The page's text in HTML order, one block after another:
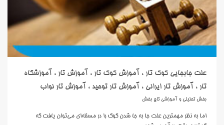
علت جابجایی کوک تار ، آموزش کوک تار ، آموزش تار ، آموزشگاه
تار ، آموزش تار ایرانی ، آموزش تار توحید ، آموزش تار نواب
بخش تحلیلی و آموزشی تاج بخش
اما به نظر مهمترين علت جا به جا شدن کوک را در مسئله‌اي مي‌توان يافت که